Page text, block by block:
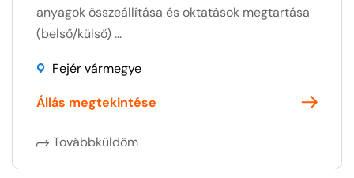
anyagok összeállítása és oktatások megtartása
(belső/külső) ...
Fejér vármegye
Állás megtekintése
Továbbküldöm